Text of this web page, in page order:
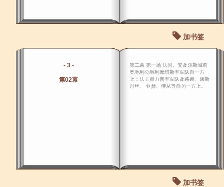
加书签
- 3 -
第02幕
第二幕 第一场 法国。安及尔斯城前
奥地利公爵利摩琪斯率军队自一方
上；法王腓力普率军队及路易、康斯
丹丝、 亚瑟、侍从等自另一方上。
加书签